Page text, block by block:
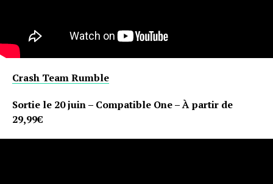
Crash Team Rumble
Sortie le 20 juin – Compatible One – À partir de
29,99€